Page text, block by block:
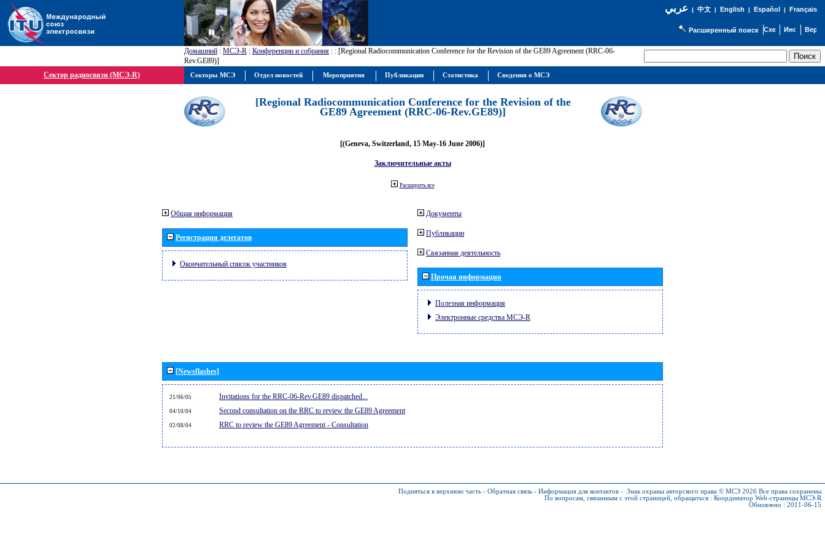
عربي| 中文| English | Español | Français
Расширенный поиск
Домашний : МСЭ-R : Конференции и собрания : : [Regional Radiocommunication Conference for the Revision of the GE89 Agreement (RRC-06-
Rev.GE89)]
Сектор радиосвязи (МСЭ-R)
[Regional Radiocommunication Conference for the Revision of the
GE89 Agreement (RRC-06-Rev.GE89)]
[(Geneva, Switzerland, 15 May-16 June 2006)]
Заключительные акты
Расширить все
Общая информация
Регистрация делегатов
Окончательный список участников
Документы
Публикации
Связанная деятельность
Прочая информация
Полезная информация
Электронные средства МСЭ-R
[Newsflashes]
21/06/05 Invitations for the RRC-06-Rev.GE89 dispatched...
04/10/04 Second consultation on the RRC to review the GE89 Agreement
02/08/04 RRC to review the GE89 Agreement - Consultation
Подняться в верхнюю часть - Обратная связь - Информация для контактов - Знак охраны авторского права © МСЭ 2026 Все права сохранены
По вопросам, связанным с этой страницей, обращаться : Координатор Web-страницы МСЭ-R
Обновлено : 2011-06-15
Секторы МСЭ Отдел новостей Мероприятия Публикации Статистика Сведения о МСЭ